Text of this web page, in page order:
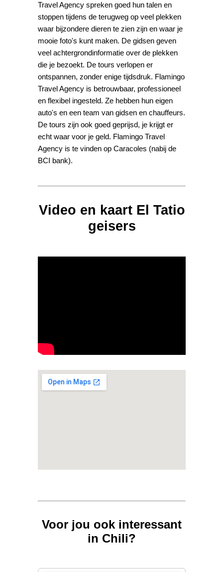
Travel Agency spreken goed hun talen en
stoppen tijdens de terugweg op veel plekken
waar bijzondere dieren te zien zijn en waar je
mooie foto's kunt maken. De gidsen geven
veel achtergrondinformatie over de plekken
die je bezoekt. De tours verlopen er
ontspannen, zonder enige tijdsdruk. Flamingo
Travel Agency is betrouwbaar, professioneel
en flexibel ingesteld. Ze hebben hun eigen
auto's en een team van gidsen en chauffeurs.
De tours zijn ook goed geprijsd, je krijgt er
echt waar voor je geld. Flamingo Travel
Agency is te vinden op Caracoles (nabij de
BCI bank).
Video en kaart El Tatio
geisers
Voor jou ook interessant
in Chili?